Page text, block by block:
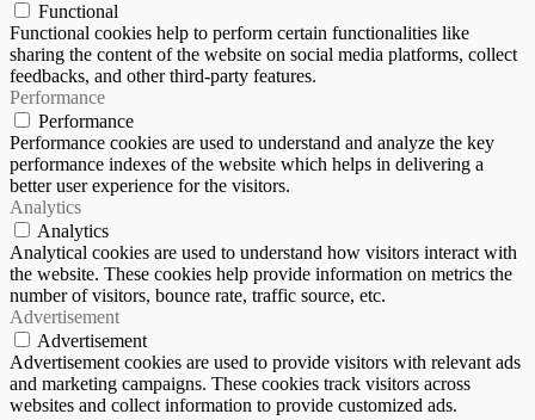
Functional
Functional cookies help to perform certain functionalities like
sharing the content of the website on social media platforms, collect
feedbacks, and other third-party features.
Performance
Performance
Performance cookies are used to understand and analyze the key
performance indexes of the website which helps in delivering a
better user experience for the visitors.
Analytics
Analytics
Analytical cookies are used to understand how visitors interact with
the website. These cookies help provide information on metrics the
number of visitors, bounce rate, traffic source, etc.
Advertisement
Advertisement
Advertisement cookies are used to provide visitors with relevant ads
and marketing campaigns. These cookies track visitors across
websites and collect information to provide customized ads.